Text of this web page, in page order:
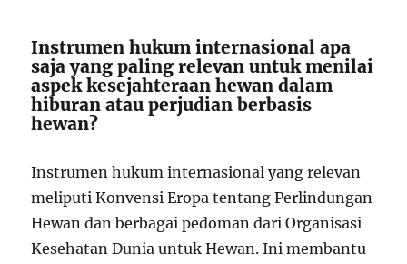
Instrumen hukum internasional apa
saja yang paling relevan untuk menilai
aspek kesejahteraan hewan dalam
hiburan atau perjudian berbasis
hewan?
Instrumen hukum internasional yang relevan
meliputi Konvensi Eropa tentang Perlindungan
Hewan dan berbagai pedoman dari Organisasi
Kesehatan Dunia untuk Hewan. Ini membantu